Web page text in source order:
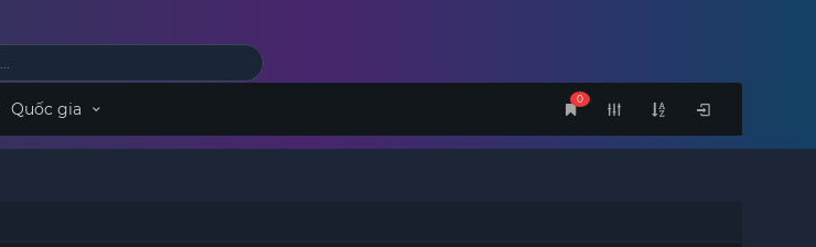
0
Quốc gia